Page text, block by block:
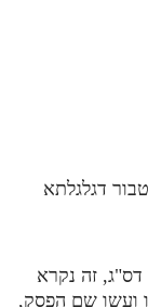
דגלגלתא
זה נקרא
ועשו שם הפסק,